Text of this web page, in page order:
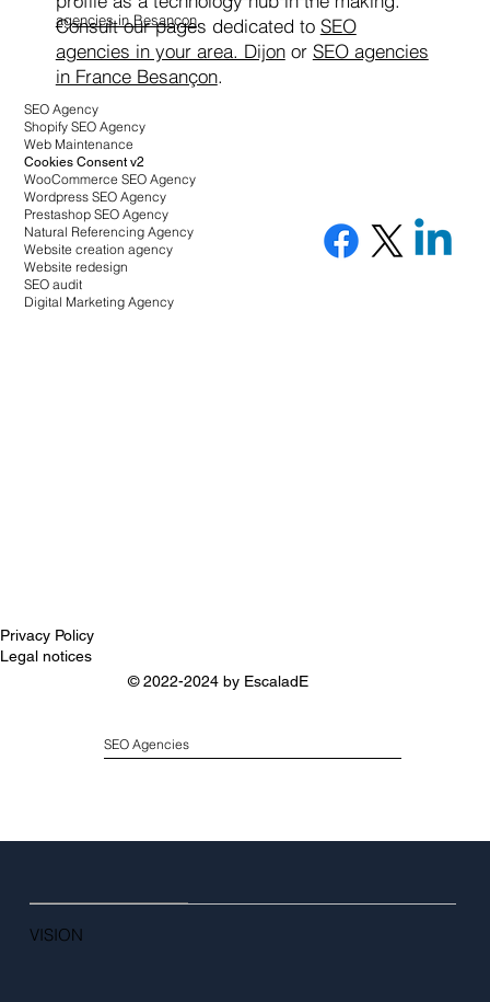
Consult our pages dedicated to SEO
agencies in your area. Dijonor SEO agencies
in France Besançon.
agencies in Besançon.
VISION
SEO Agency
Shopify SEO Agency
Web Maintenance
Cookies Consent v2
WooCommerce SEO Agency
Wordpress SEO Agency
Prestashop SEO Agency
Natural Referencing Agency
Website creation agency
Website redesign
SEO audit
Digital Marketing Agency
Privacy Policy
Legal notices
© 2022-2024 by EscaladE
SEO Agencies